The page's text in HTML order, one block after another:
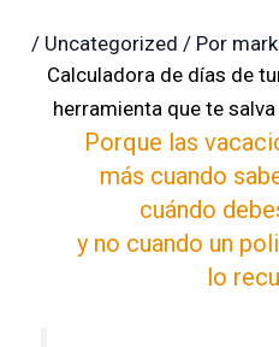
/ Uncategorized / Por
Calculadora de días de
herramienta que te
Porque las
más cuando
cuándo
y no cuando un
lo